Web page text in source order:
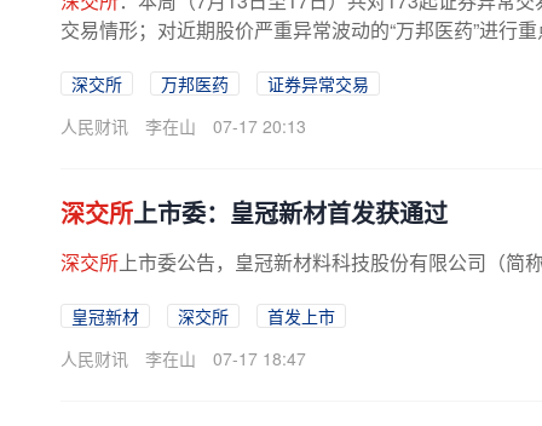
交易情形；对近期股价严重异常波动的“万邦医药”进行
深交所 万邦医药
证券异常交易
人民财讯
李在山 07-17 20:13
深交所上市委：皇冠新材首发获通过
深交所上市委公告，皇冠新材料科技股份有限公司（简
皇冠新材 深交所
首发上市
人民财讯
李在山 07-17 18:47